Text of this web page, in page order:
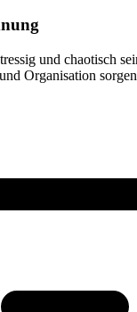
und chaotisch
Organisation